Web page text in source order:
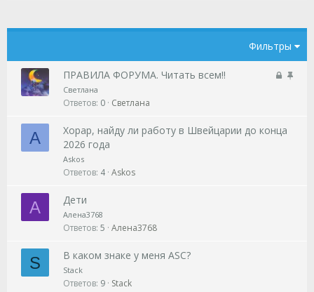
Фильтры
З
ы
В
ПРАВИЛА ФОРУМА. Читать всем!!
Светлана
Ответов 0 Светлана
A
Хорар, найду ли работу в Швейцарии до конца
2026 года
Askos
Ответов 4 Askos
А Дети
Алена3768
Ответов 5 Алена3768
S В каком знаке у меня ASC?
Stack
Ответов 9 Stack